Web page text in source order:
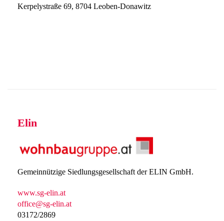
Kerpelystraße 69, 8704 Leoben-Donawitz
Elin
Gemeinnützige Siedlungsgesellschaft der ELIN GmbH.
www.sg-elin.at
office@sg-elin.at
03172/2869